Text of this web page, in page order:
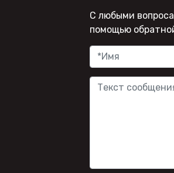
С любыми
помощью